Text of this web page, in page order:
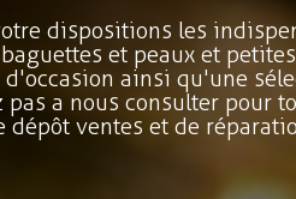
dispositions les
et peaux et
ainsi qu'une
a nous consulter pour
dépôt ventes et de